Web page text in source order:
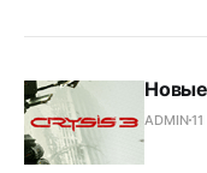
ADMIN